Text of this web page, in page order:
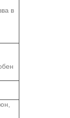
в